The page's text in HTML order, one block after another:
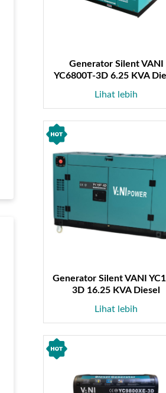
Generator Silent VANI
YC6800T-3D 6.25 KVA
Lihat lebih
Generator Silent VANI
3D 16.25 KVA Diesel
Lihat lebih